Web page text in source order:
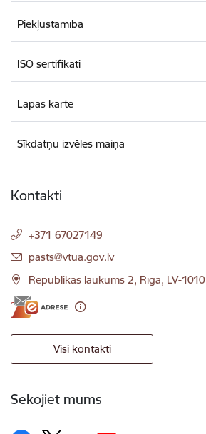
Piekļūstamība
ISO sertifikāti
Lapas karte
Sīkdatņu izvēles maiņa
Kontakti
+371 67027149
E-pasts:
pasts@vtua.gov.lv
Republikas laukums 2, Rīga, LV-1010
Visi kontakti
Sekojiet mums